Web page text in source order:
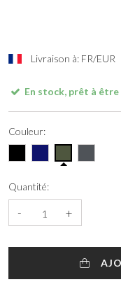
Livraison à: FR/EUR
En stock, prêt à
Couleur:
Quantité:
- +